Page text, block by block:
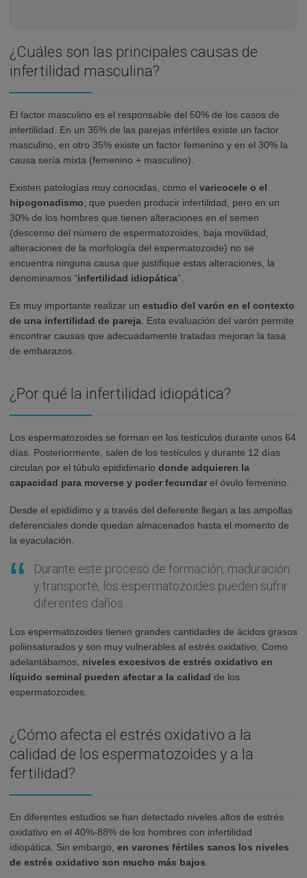
¿Cuáles son las principales causas de
infertilidad masculina?
El factor masculino es el responsable del 50% de los casos de
infertilidad. En un 35% de las parejas infértiles existe un factor
masculino, en otro 35% existe un factor femenino y en el 30% la
causa sería mixta (femenino + masculino).
Existen patologías muy conocidas, como el varicocele o el
hipogonadismo , que pueden producir infertilidad, pero en un
30% de los hombres que tienen alteraciones en el semen
(descenso del número de espermatozoides, baja movilidad,
alteraciones de la morfología del espermatozoide) no se
encuentra ninguna causa que justifique estas alteraciones, la
denominamos “infertilidad idiopática”.
Es muy importante realizar un estudio del varón en el contexto
de una infertilidad de pareja . Esta evaluación del varón permite
encontrar causas que adecuadamente tratadas mejoran la tasa
de embarazos.
¿Por qué la infertilidad idiopática?
Los espermatozoides se forman en los testículos durante unos 64
días. Posteriormente, salen de los testículos y durante 12 días
circulan por el túbulo epididimario donde adquieren la
capacidad para moverse y poder fecundar el óvulo femenino.
Desde el epidídimo y a través del deferente llegan a las ampollas
deferenciales donde quedan almacenados hasta el momento de
la eyaculación.
Durante este proceso de formación, maduración
y transporte, los espermatozoides pueden sufrir
diferentes daños.
Los espermatozoides tienen grandes cantidades de ácidos grasos
poliinsaturados y son muy vulnerables al estrés oxidativo. Como
adelantábamos, niveles excesivos de estrés oxidativo en
líquido seminal pueden afectar a la calidad de los
espermatozoides.
¿Cómo afecta el estrés oxidativo a la
calidad de los espermatozoides y a la
fertilidad?
En diferentes estudios se han detectado niveles altos de estrés
oxidativo en el 40%-88% de los hombres con infertilidad
idiopática. Sin embargo, en varones fértiles sanos los niveles
de estrés oxidativo son mucho más bajos